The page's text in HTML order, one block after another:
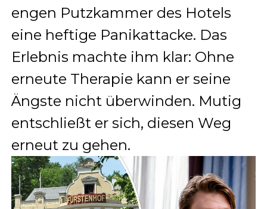
engen Putzkammer des Hotels
eine heftige Panikattacke. Das
Erlebnis machte ihm klar: Ohne
erneute Therapie kann er seine
Ängste nicht überwinden. Mutig
entschließt er sich, diesen Weg
erneut zu gehen.